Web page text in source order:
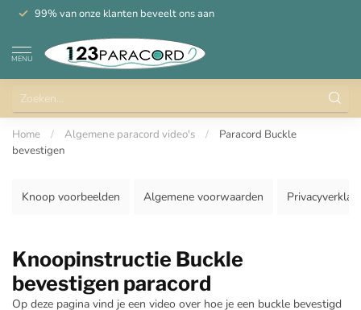
99% van onze klanten beveelt ons aan
MENU
Home / Algemene paracord video's /
Paracord Buckle
bevestigen
Knoop voorbeelden Algemene voorwaarden
Knoopinstructie Buckle
bevestigen paracord
Op deze pagina vind je een video over hoe je een buckle bevestigd